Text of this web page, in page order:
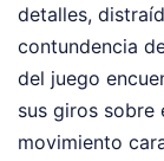
detalles,
contundencia
del juego
sus giros sobre
movimiento